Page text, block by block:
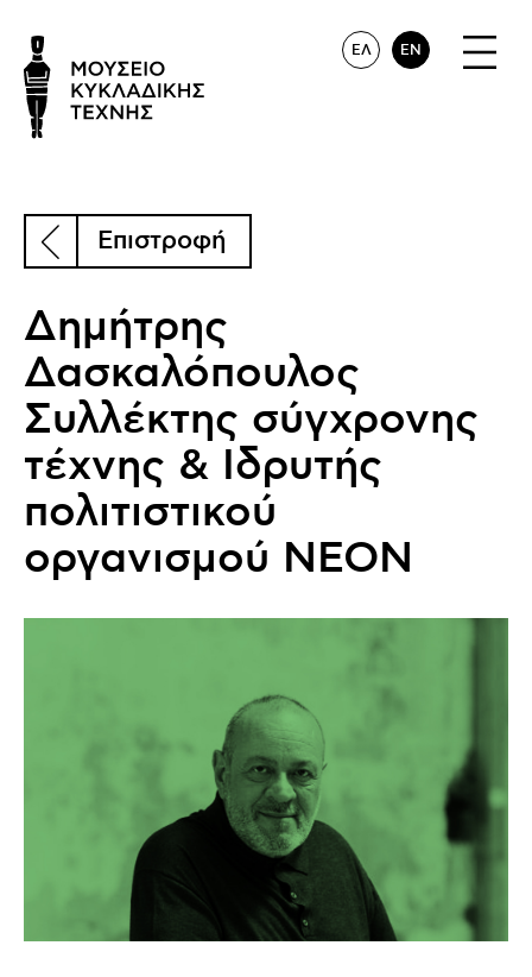
ΕΛ EN
Επιστροφή
Δημήτρης
Δασκαλόπουλος
Συλλέκτης σύγχρονης
τέχνης & Ιδρυτής
πολιτιστικού
οργανισμού ΝΕΟΝ